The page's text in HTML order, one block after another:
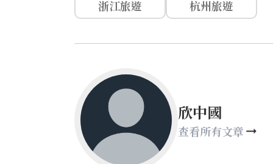
浙江旅遊
杭州旅遊
欣中國
查看所有文章